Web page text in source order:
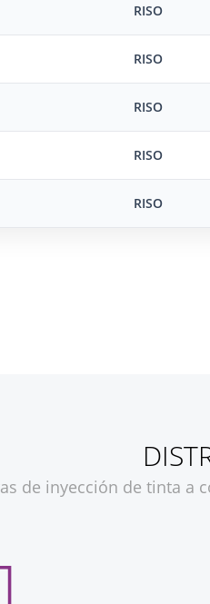
RISO
RISO
RISO
RISO
RISO
de inyección de tinta a